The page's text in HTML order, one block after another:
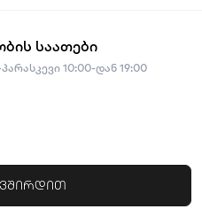
საათები
10:00-დან 19:00